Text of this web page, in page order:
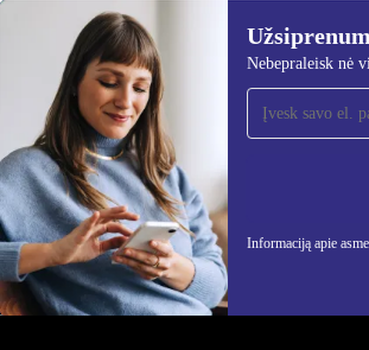
Nebepraleisk nė
Informaciją apie
Užsiprenumeruok
naujienlaiškį!
Nebepraleisk nė vieno
REFURBED LIETUVA - RETHINK